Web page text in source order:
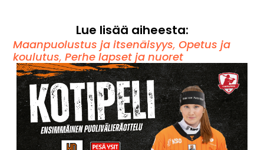
Lue lisää aiheesta:
Maanpuolustus ja itsenäisyys, Opetus ja
koulutus,Perhe lapset ja nuoret